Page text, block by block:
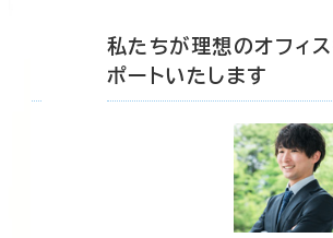
私たちが理想のオフィ
ポートいたします